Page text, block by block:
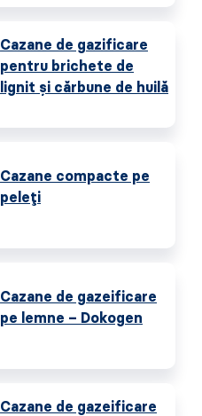
Cazane de gazificare
pentru brichete de
lignit și cărbune de huilă
Cazane compacte pe
peleți
Cazane de gazeificare
pe lemne – Dokogen
Cazane de gazeificare